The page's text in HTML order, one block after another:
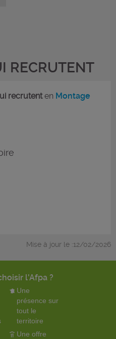
RECRUTENT
recrutenten Montage
Mise à jour le :12/02/2026
l'Afpa ?
Une
présence sur
tout le
territoire
Une offre